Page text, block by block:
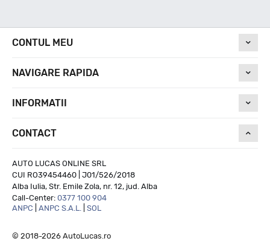
CONTUL MEU
NAVIGARE RAPIDA
INFORMATII
CONTACT
AUTO LUCAS ONLINE SRL
CUI RO39454460 | J01/526/2018
Alba Iulia, Str. Emile Zola, nr. 12, jud. Alba
Call-Center: 0377 100 904
ANPC
ANPC S.A.L. SOL
© 2018-2026 AutoLucas.ro